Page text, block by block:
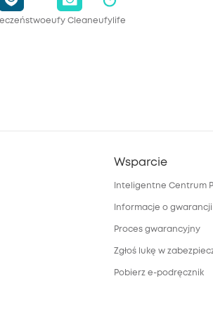
eufy Cleaneufylife
Wsparcie
Inteligentne Centrum
Informacje o gwarancji
Proces gwarancyjny
Zgłoś lukę w
Pobierz e-podręcznik